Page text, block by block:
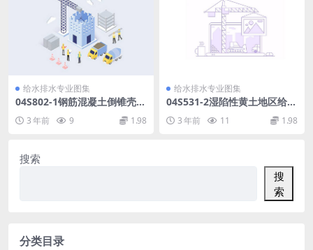
给水排水专业图集
04S802-1钢筋混凝土倒锥壳不
保温水塔(50m3、100m3).pd
f
3 年前 9 1.98
给水排水专业图集
04S531-2湿陷性黄土地区给水
3 年前 11 1.98
搜索
搜
索
分类目录